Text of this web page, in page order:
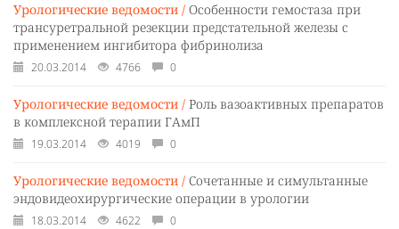
Урологические ведомости / Особенности гемостаза при
трансуретральной резекции предстательной железы с
применением ингибитора фибринолиза
20.03.2014 4766 0
Урологические ведомости / Роль вазоактивных препаратов
в комплексной терапии ГАмП
19.03.2014 4019 0
Урологические ведомости / Сочетанные и симультанные
эндовидеохирургические операции в урологии
18.03.2014 4622 0